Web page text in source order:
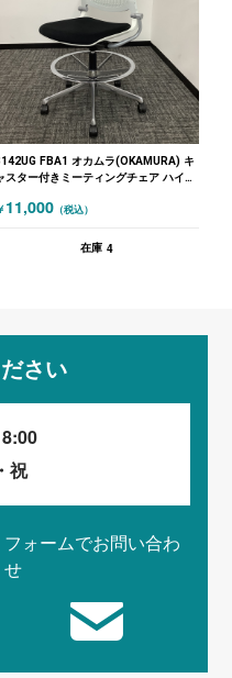
FBA1 オカムラ(OKAMURA) キ
スター付きミーティングチェア ハイチ
11,000 （税込）
在庫 4
さい
祝
フォームでお問い合わ
せ